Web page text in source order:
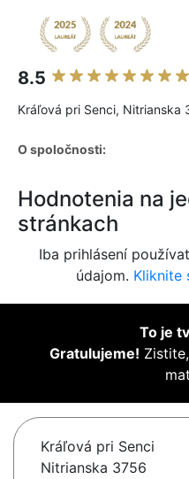
8.5
Kráľová pri Senci, Nitrianska
O spoločnosti:
Hodnotenia na
stránkach
Iba prihlásení
údajom. Kliknite
To je
Gratulujeme!
Kráľová pri Senci
Nitrianska 3756